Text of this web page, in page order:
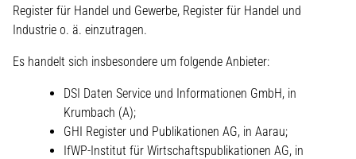
Register für Handel und Gewerbe, Register für Handel und
Industrie o. ä. einzutragen.
Es handelt sich insbesondere um folgende Anbieter:
DSI Daten Service und Informationen GmbH, in
Krumbach (A);
GHI Register und Publikationen AG, in Aarau;
IfWP-Institut für Wirtschaftspublikationen AG, in